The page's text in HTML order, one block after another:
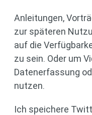
Anleitungen,
zur späteren
auf die
zu sein. Oder um
Datenerfassung
nutzen.
Ich speichere